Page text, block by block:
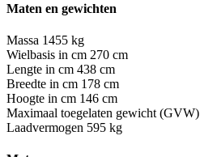
Maten en gewichten
Massa 1455 kg
Wielbasis in cm 270 cm
Lengte in cm 438 cm
Breedte in cm 178 cm
Hoogte in cm 146 cm
Maximaal toegelaten gewicht (GVW)
Laadvermogen 595 kg